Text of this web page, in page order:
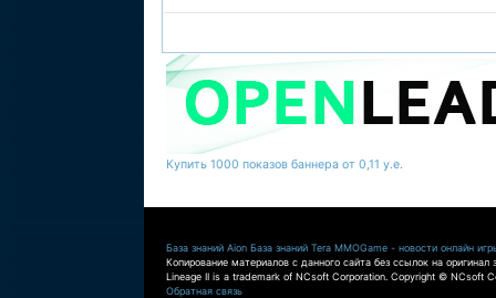
Купить 1000 показов баннера от 0,11 у.е.
База знаний Aion База знаний Tera MMOGame - новости онлайн
Копирование материалов с данного сайта без ссылок на оригинал
Lineage II is a trademark of NCsoft Corporation. Copyright © NCsoft
Обратная связь